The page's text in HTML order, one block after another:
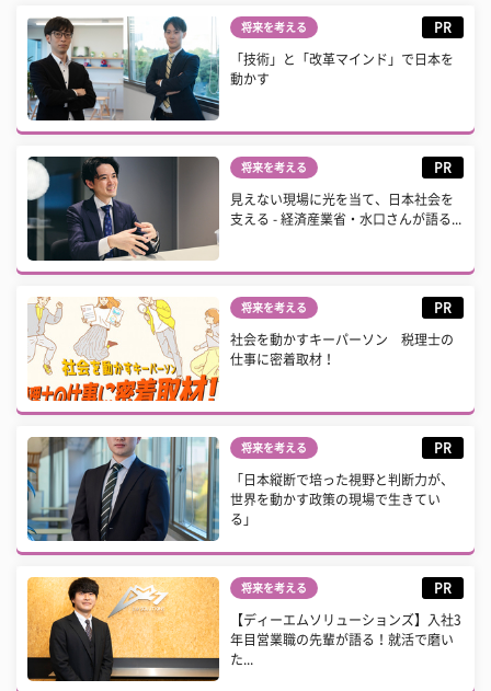
将来を考える PR
「技術」と「改革マインド」で日本を
動かす
将来を考える PR
見えない現場に光を当て、日本社会を
支える - 経済産業省・水口さんが語る...
将来を考える PR
社会を動かすキーパーソン 税理士の
仕事に密着取材！
将来を考える PR
「日本縦断で培った視野と判断力が、
世界を動かす政策の現場で生きてい
る」
将来を考える PR
【ディーエムソリューションズ】入社3
年目営業職の先輩が語る！就活で磨い
た...